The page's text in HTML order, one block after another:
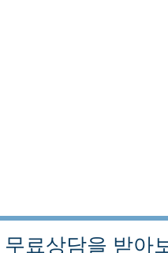
무료상담을 받아